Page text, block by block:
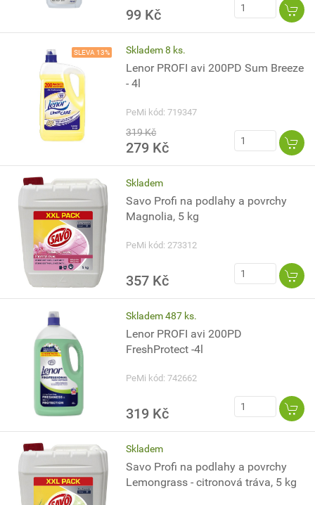
99 Kč
SLEVA 13% Skladem 8 ks.
Lenor PROFI avi 200PD Sum Breeze
- 4l
PeMi kód: 719347
319 Kč
279 Kč
Skladem
Savo Profi na podlahy a povrchy
Magnolia, 5 kg
PeMi kód: 273312
357 Kč
Skladem 487 ks.
Lenor PROFI avi 200PD
FreshProtect -4l
PeMi kód: 742662
319 Kč
Skladem
Savo Profi na podlahy a povrchy
Lemongrass - citronová tráva, 5 kg